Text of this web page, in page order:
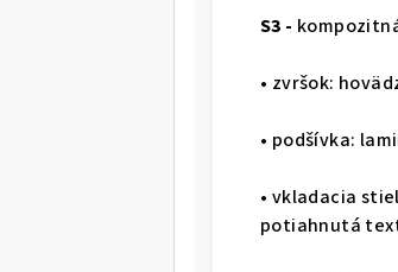
S3 -
• zvršok:
• podšívka:
• vkladacia
potiahnutá